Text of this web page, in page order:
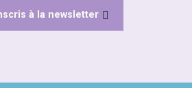
à la newsletter